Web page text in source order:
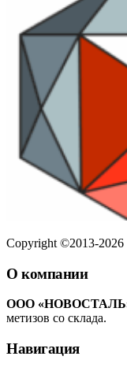
Copyright ©2013-2026
О компании
ООО
метизов со склада.
Навигация